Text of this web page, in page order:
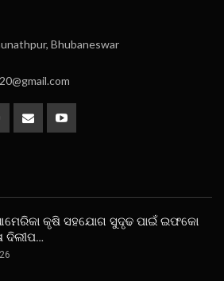
Bhubaneswar
କୃଷି ସହଯୋଗ ସୁଦୃଢ ପାଇଁ ଇଫକୋ
ଦିଲୀପ…